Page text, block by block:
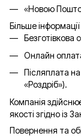
«Новою
Більше
Безготівкова
Онлайн
Післяплата на
«Роздріб»).
Компанія
якості згідно із
Повернення та